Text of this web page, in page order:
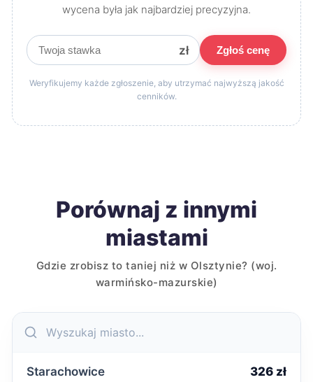
wycena była jak najbardziej precyzyjna.
zł Zgłoś cenę
Weryfikujemy każde zgłoszenie, aby utrzymać najwyższą jakość
cenników.
Porównaj z innymi
miastami
Gdzie zrobisz to taniej niż w Olsztynie? (woj.
warmińsko-mazurskie)
Starachowice 326 zł